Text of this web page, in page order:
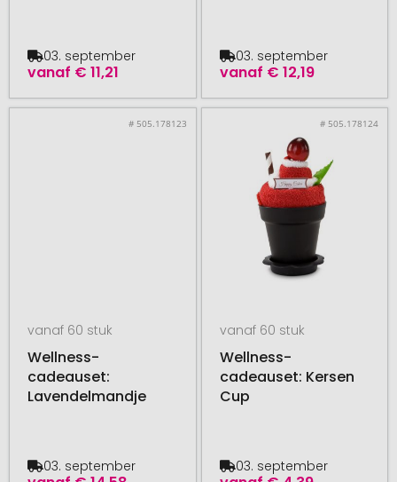
vanaf € 11,21
03. september
vanaf € 12,19
03. september
# 505.178123
vanaf 60 stuk
Wellness-
cadeauset:
Lavendelmandje
03. september
# 505.178124
vanaf 60 stuk
Wellness-
cadeauset: Kersen
Cup
03. september